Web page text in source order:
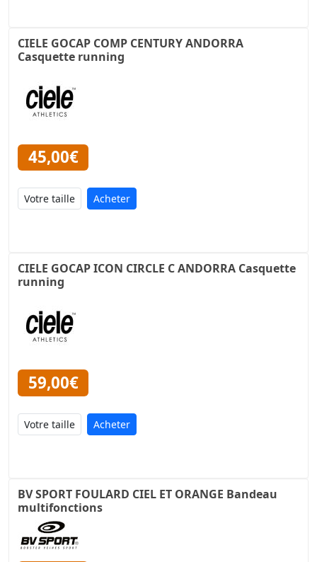
CIELE GOCAP COMP CENTURY ANDORRA
Casquette running
45,00€
Acheter
CIELE GOCAP ICON CIRCLE C ANDORRA Casquette
running
59,00€
Acheter
BV SPORT FOULARD CIEL ET ORANGE Bandeau
multifonctions